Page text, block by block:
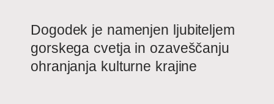
Dogodek je namenjen ljubiteljem
gorskega cvetja in ozaveščanju
ohranjanja kulturne krajine